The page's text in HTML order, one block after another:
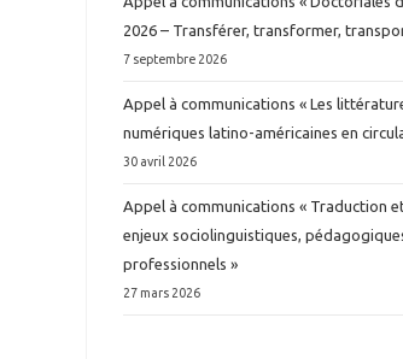
2026 – Transférer, transformer,
7 septembre 2026
Appel à communications « Les
numériques latino-américaines en
30 avril 2026
Appel à communications « Traduction
enjeux sociolinguistiques,
professionnels »
27 mars 2026